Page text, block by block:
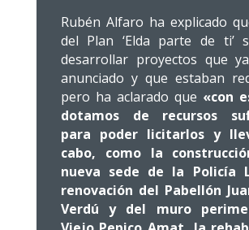
Rubén Alfaro ha explicado
del Plan ‘Elda parte de ti’
desarrollar proyectos que
anunciado y que estaban
pero ha aclarado que «con
dotamos de recursos
para poder licitarlos y
cabo, como la
nueva sede de la Policía
renovación del Pabellón
Verdú y del muro